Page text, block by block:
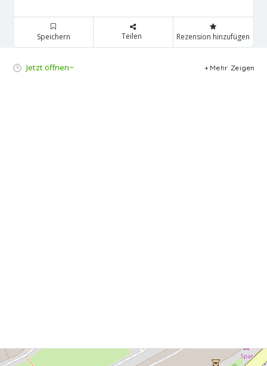
Speichern Teilen Rezension hinzufügen
Jetzt öffnen~ Mehr Zeigen